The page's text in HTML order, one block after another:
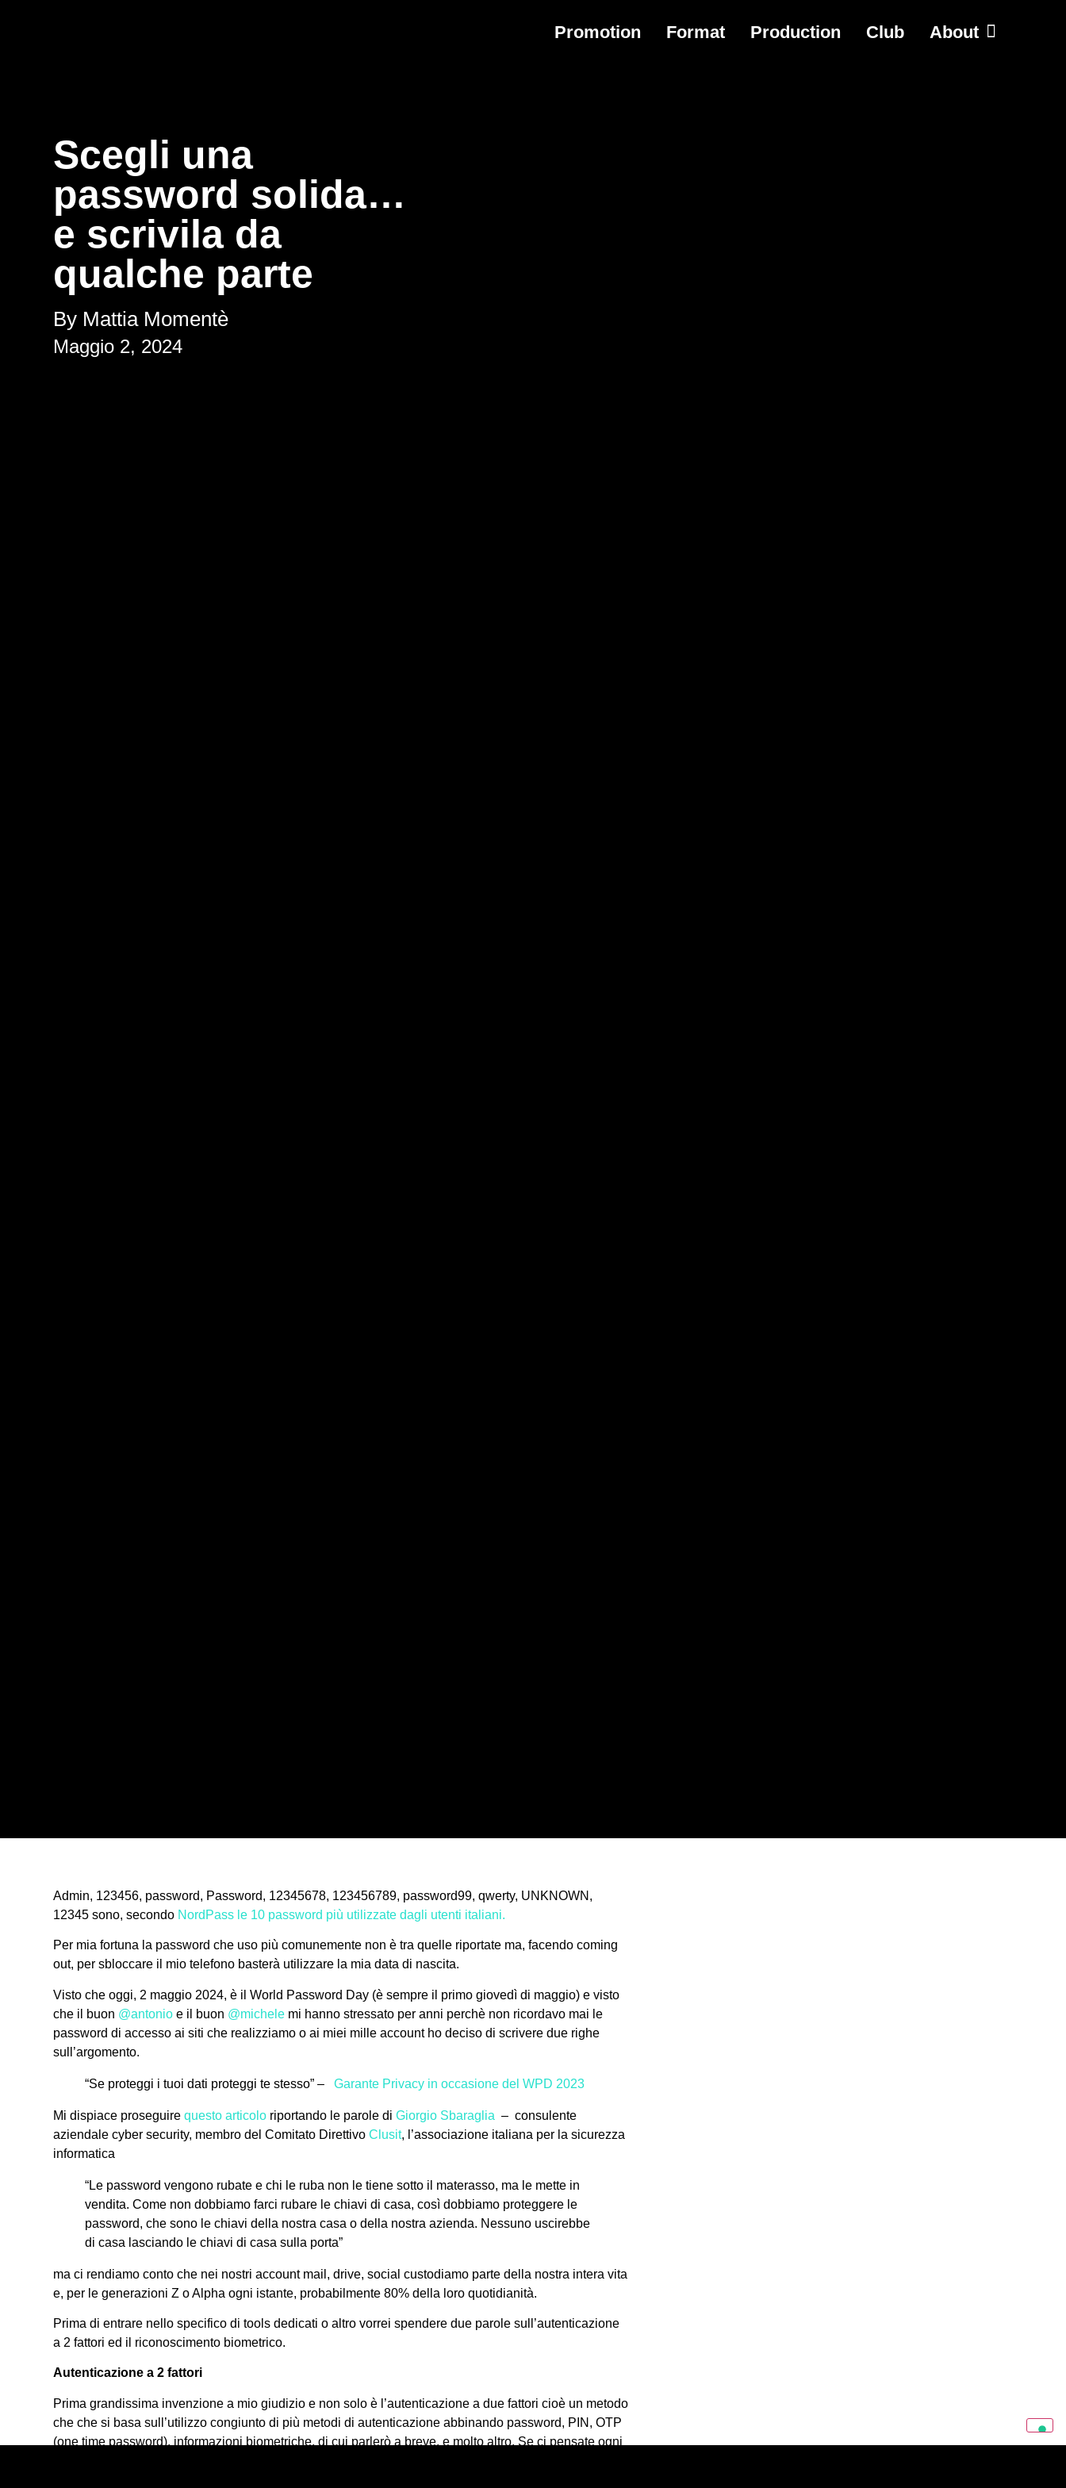
Promotion Format Production Club About
Scegli una
password solida…
e scrivila da
qualche parte
By Mattia Momentè
Maggio 2, 2024
Admin, 123456, password, Password, 12345678, 123456789, password99, qwerty, UNKNOWN,
12345 sono, secondo NordPass le 10 password più utilizzate dagli utenti italiani.
Per mia fortuna la password che uso più comunemente non è tra quelle riportate ma, facendo coming
out, per sbloccare il mio telefono basterà utilizzare la mia data di nascita.
Visto che oggi, 2 maggio 2024, è il World Password Day (è sempre il primo giovedì di maggio) e visto
che il buon @antonio e il buon @michele mi hanno stressato per anni perchè non ricordavo mai le
password di accesso ai siti che realizziamo o ai miei mille account ho deciso di scrivere due righe
sull’argomento.
“Se proteggi i tuoi dati proteggi te stesso” –Garante Privacy in occasione del WPD 2023
Mi dispiace proseguirequesto articolo riportando le parole diGiorgio Sbaraglia – consulente
aziendale cyber security, membro del Comitato DirettivoClusit, l’associazione italiana per la sicurezza
informatica
“Le password vengono rubate e chi le ruba non le tiene sotto il materasso, ma le mette in
vendita. Come non dobbiamo farci rubare le chiavi di casa, così dobbiamo proteggere le
password, che sono le chiavi della nostra casa o della nostra azienda. Nessuno uscirebbe
di casa lasciando le chiavi di casa sulla porta”
ma ci rendiamo conto che nei nostri account mail, drive, social custodiamo parte della nostra intera vita
e, per le generazioni Z o Alpha ogni istante, probabilmente 80% della loro quotidianità.
Prima di entrare nello specifico di tools dedicati o altro vorrei spendere due parole sull’autenticazione
a 2 fattori ed il riconoscimento biometrico.
Autenticazione a 2 fattori
Prima grandissima invenzione a mio giudizio e non solo è l’autenticazione a due fattori cioè un metodo
che che si basa sull’utilizzo congiunto di più metodi di autenticazione abbinando password, PIN, OTP
(one time password), informazioni biometriche, di cui parlerò a breve, e molto altro. Se ci pensate ogni